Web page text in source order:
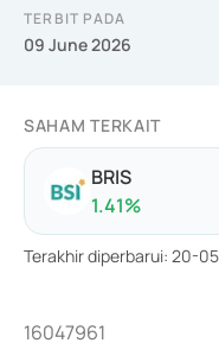
TERBIT PADA
09 June 2026
SAHAM TERKAIT
BRIS
1.41%
Terakhir diperbarui: 20-
16047961